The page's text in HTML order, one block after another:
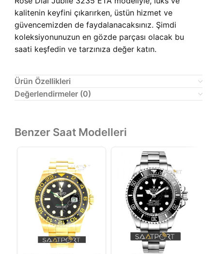
kalitenin keyfini çıkarırken, üstün hizmet ve
güvencemizden de faydalanacaksınız. Şimdi
koleksiyonunuzun en gözde parçası olacak bu
saati keşfedin ve tarzınıza değer katın.
Ürün Özellikleri
Değerlendirmeler (0)
Benzer Saat Modelleri